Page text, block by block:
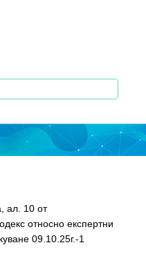
ал. 10 от
относно експертни
09.10.25г.-1